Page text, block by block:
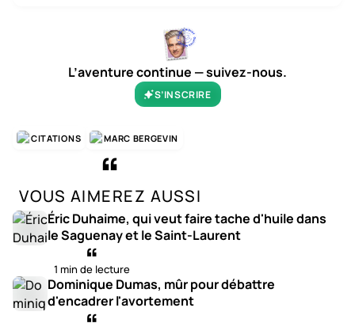
L’aventure continue — suivez-nous.
S’INSCRIRE
CITATIONS MARC BERGEVIN
VOUS AIMEREZ AUSSI
Éric Duhaime, qui veut faire tache d'huile dans
le Saguenay et le Saint-Laurent
1 min de lecture
Dominique Dumas, mûr pour débattre
d'encadrer l'avortement